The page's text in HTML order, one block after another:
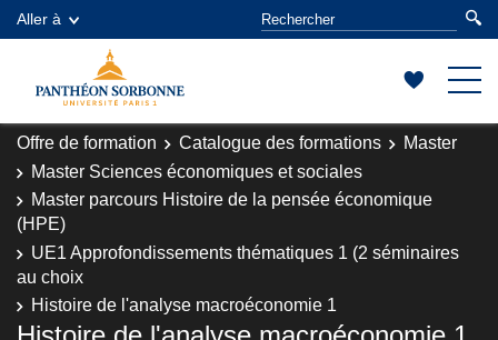
Aller à
Offre de formation Catalogue des formations
Master
Master Sciences économiques et sociales
Master parcours Histoire de la pensée économique
(HPE)
UE1 Approfondissements thématiques 1 (2 séminaires
au choix
Histoire de l'analyse macroéconomie 1